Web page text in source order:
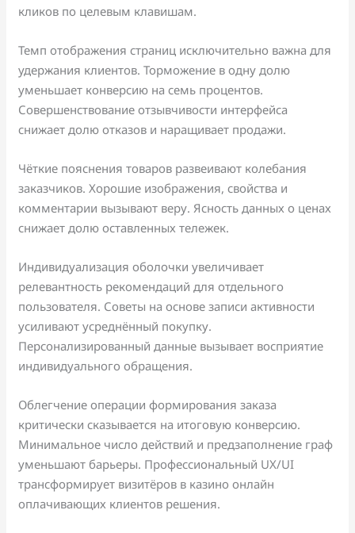
кликов по целевым клавишам.
Темп отображения страниц исключительно важна для
удержания клиентов. Торможение в одну долю
уменьшает конверсию на семь процентов.
Совершенствование отзывчивости интерфейса
снижает долю отказов и наращивает продажи.
Чёткие пояснения товаров развеивают колебания
заказчиков. Хорошие изображения, свойства и
комментарии вызывают веру. Ясность данных о ценах
снижает долю оставленных тележек.
Индивидуализация оболочки увеличивает
релевантность рекомендаций для отдельного
пользователя. Советы на основе записи активности
усиливают усреднённый покупку.
Персонализированный данные вызывает восприятие
индивидуального обращения.
Облегчение операции формирования заказа
критически сказывается на итоговую конверсию.
Минимальное число действий и предзаполнение граф
уменьшают барьеры. Профессиональный UX/UI
трансформирует визитёров в казино онлайн
оплачивающих клиентов решения.